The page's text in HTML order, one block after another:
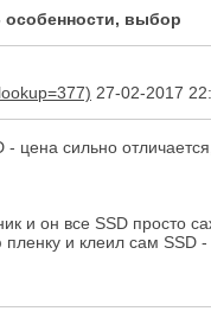
особенности, выбор
27-02-2017
цена сильно
и он все SSD просто
и клеил сам SSD